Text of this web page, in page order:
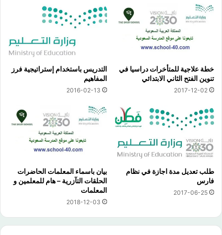
خطة علاجية للمتأخرات دراسيا في
تنوين الفتح الثاني الابتدائي
2017-12-02
التدريس باستخدام إستراتيجية فرز
المفاهيم
2016-02-13
طلب تعديل مدة اجازة في نظام
فارس
2017-06-25
بيان باسماء المعلمات الحاضرات
الحلقات التآزرية – هام للمعلمين و
المعلمات
2018-12-03